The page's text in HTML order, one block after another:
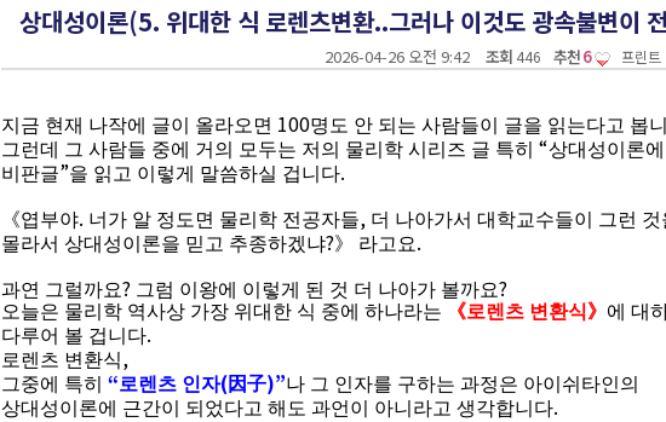
상대성이론(5. 위대한 식 로렌츠변환..그러나 이것도 광속불변이
2026-04-26 오전 9:42 조회 446 추천6 프린트
지금 현재 나작에 글이 올라오면 100명도 안 되는 사람들이 글을 읽는다고 봅
그런데 그 사람들 중에 거의 모두는 저의 물리학 시리즈 글 특히 “상대성이론
비판글”을 읽고 이렇게 말씀하실 겁니다.
《엽부야. 너가 알 정도면 물리학 전공자들, 더 나아가서 대학교수들이 그런 것
몰라서 상대성이론을 믿고 추종하겠냐?》 라고요.
과연 그럴까요? 그럼 이왕에 이렇게 된 것 더 나아가 볼까요?
오늘은 물리학 역사상 가장 위대한 식 중에 하나라는 《로렌츠 변환식》 에 대
다루어 볼 겁니다.
로렌츠 변환식,
그중에 특히 “로렌츠 인자(因子)”나 그 인자를 구하는 과정은 아이쉬타인의
상대성이론에 근간이 되었다고 해도 과언이 아니라고 생각합니다.